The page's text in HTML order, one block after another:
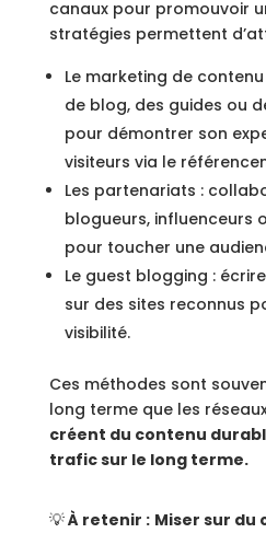
canaux pour promouvoir
stratégies permettent
Le marketing de
de blog, des guides ou
pour démontrer son
visiteurs via le
Les partenariats :
blogueurs, influenceurs
pour toucher une
Le guest blogging :
sur des sites reconnus
visibilité.
Ces méthodes sont
long terme que les
créent du contenu
trafic sur le long terme.
💡À retenir : Miser sur du